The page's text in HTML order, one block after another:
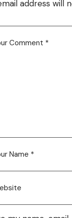
address will